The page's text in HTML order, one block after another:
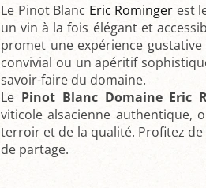
Le Pinot Blanc Eric Rominger est
un vin à la fois élégant et
promet une expérience
convivial ou un apéritif
savoir-faire du domaine.
Le Pinot Blanc Domaine Eric
viticole alsacienne authentique,
terroir et de la qualité. Profitez
de partage.